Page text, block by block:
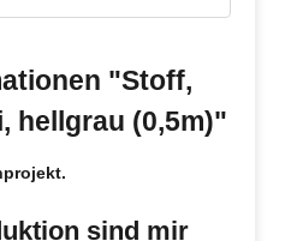
"Stoff,
hellgrau (0,5m)"
sind mir